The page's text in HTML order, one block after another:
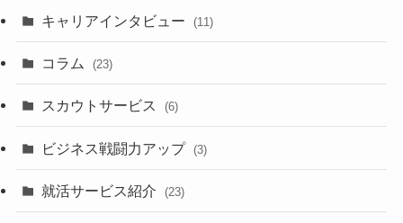
キャリアインタビュー (11)
コラム (23)
スカウトサービス (6)
ビジネス戦闘力アップ (3)
就活サービス紹介 (23)